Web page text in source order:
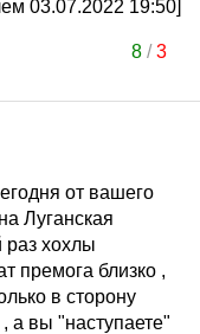
03.07.2022 19:50]
8/3
от вашего
Луганская
раз хохлы
премога близко ,
в сторону
а вы "наступаете"